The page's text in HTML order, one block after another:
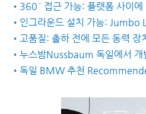
•360° 접근 가능: 플랫폼 사이에
•인그라운드 설치 가능:
•고품질: 출하 전에 모든 동력 장
•누스밤Nussbaum 독일에서 개
•독일 BMW 추천